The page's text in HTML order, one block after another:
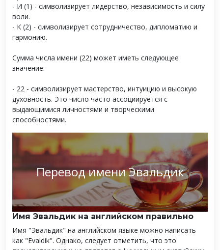
- И (1) - символизирует лидерство, независимость и силу
воли.
- К (2) - символизирует сотрудничество, дипломатию и
гармонию.
Сумма числа имени (22) может иметь следующее
значение:
- 22 - символизирует мастерство, интуицию и высокую
духовность. Это число часто ассоциируется с
выдающимися личностями и творческими
способностями.
Перевод имени Эвальдик
Имя Эвальдик на английском правильно
Имя "Эвальдик" на английском языке можно написать
как "Evaldik". Однако, следует отметить, что это